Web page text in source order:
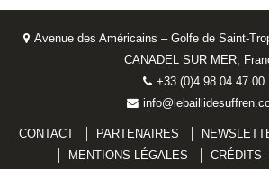
Langue
Avenue des Américains – Golfe de Saint-
CANADEL SUR MER,
+33 (0)4 98 04 47 00
CONTACT PARTENAIRES
MENTIONS LÉGALES
CRÉDITS